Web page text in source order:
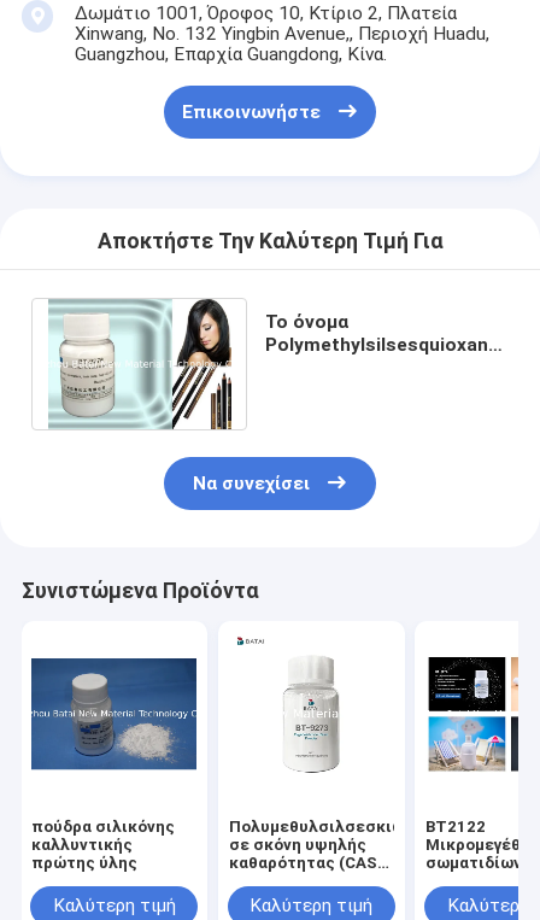
Δωμάτιο 1001, Όροφος 10, Κτίριο 2, Πλατεία
Xinwang, No. 132 Yingbin Avenue,, Περιοχή Huadu,
Guangzhou, Επαρχία Guangdong, Κίνα.
Επικοινωνήστε
Αποκτήστε Την Καλύτερη Τιμή Για
Το όνομα
Polymethylsilsesquioxane
Να συνεχίσει
Συνιστώμενα Προϊόντα
πούδρα σιλικόνης
καλλυντικής
πρώτης ύλης
Καλύτερη τιμή
Πολυμεθυλσιλσεσκιωξάνη
σε σκόνη υψηλής
καθαρότητας (CAS
καλλυντικά
Καλύτερη τιμή
BT2122
Μικρομεγέθη
σωματιδίων
Καλύτερη